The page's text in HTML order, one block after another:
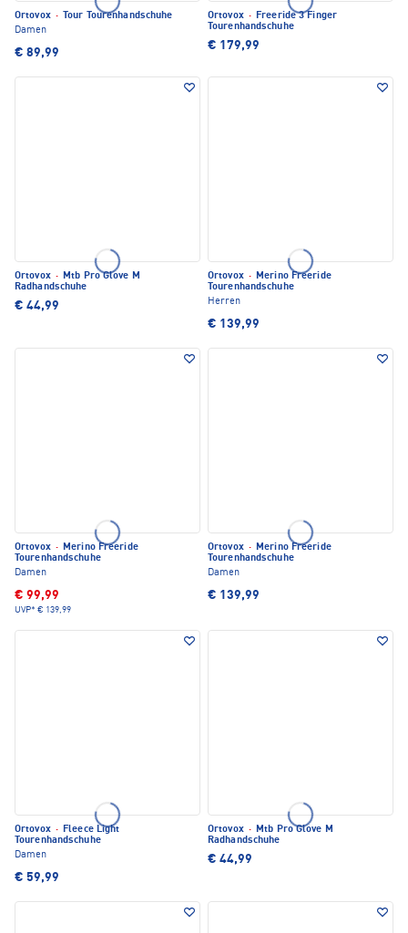
Ortovox ·
Tour Tourenhandschuhe
Damen
€ 89,99
Ortovox · Freeride 3 Finger
Tourenhandschuhe
€ 179,99
Ortovox · Mtb Pro Glove M
Radhandschuhe
€ 44,99
Ortovox · Merino Freeride
Tourenhandschuhe
Herren
€ 139,99
Ortovox · Merino Freeride
Tourenhandschuhe
Damen
€ 99,99
UVP* € 139,99
Ortovox · Merino Freeride
Tourenhandschuhe
Damen
€ 139,99
Ortovox · Fleece Light
Tourenhandschuhe
Damen
€ 59,99
Ortovox · Mtb Pro Glove M
Radhandschuhe
€ 44,99